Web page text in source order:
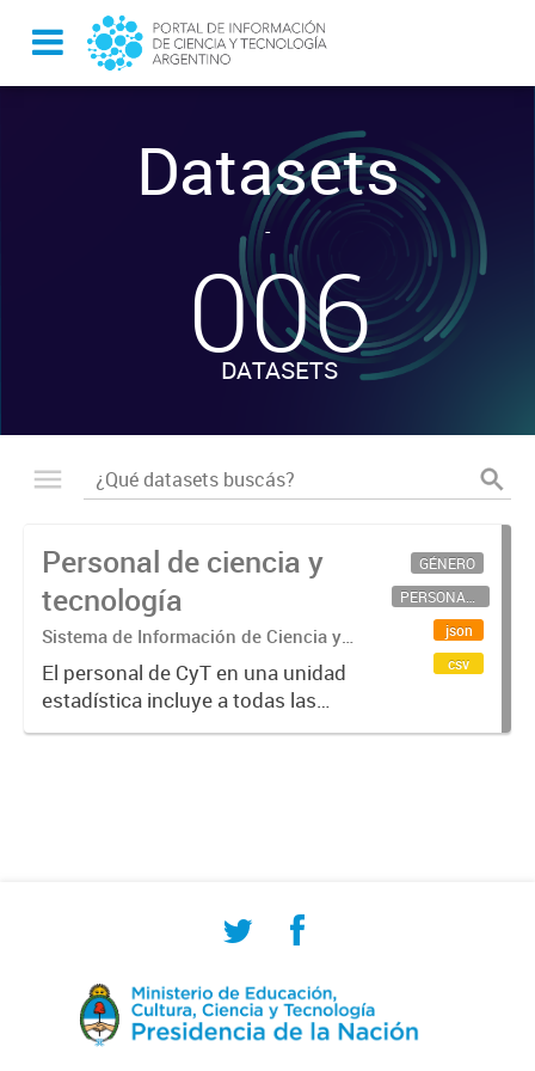
Datasets
-
006
DATASETS
Personal de ciencia y
tecnología
Sistema de Información de Ciencia y
Tecnología Argentino (SICYTAR)
El personal de CyT en una unidad
estadística incluye a todas las
personas involucradas
GÉNERO
PERSONAL CIENTÍFICO-TECNOLÓGICO
json
csv